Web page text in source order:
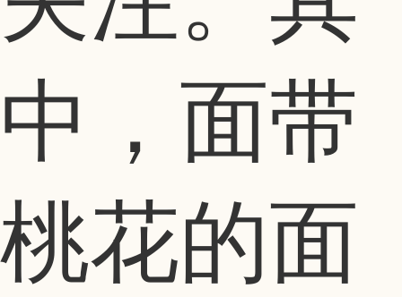
中，面带
桃花的面